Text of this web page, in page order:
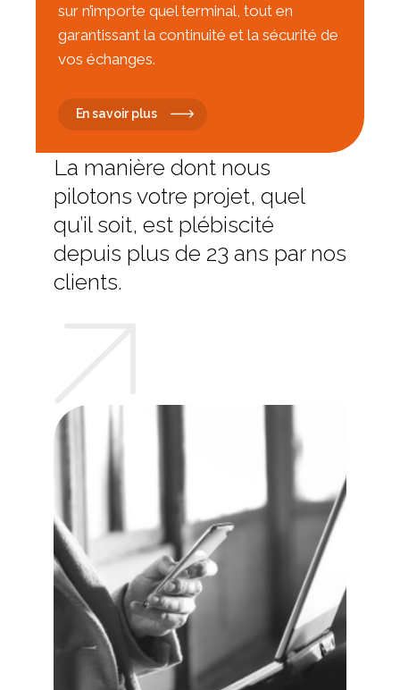
sur n’importe quel terminal, tout en
garantissant la continuité et la sécurité de
vos échanges.
En savoir plus
La manière dont nous
pilotons votre projet, quel
qu’il soit, est plébiscité
depuis plus de 23 ans par nos
clients.